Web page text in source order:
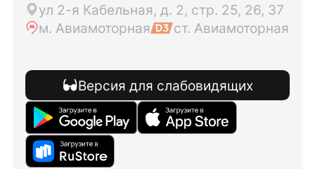
ул 2-я Кабельная, д. 2, стр. 25, 26, 37
м. Авиамоторная
ст. Авиамоторная
Версия для слабовидящих